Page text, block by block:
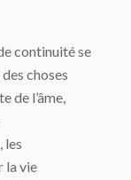
continuité se
choses
de l’âme,
les
la vie